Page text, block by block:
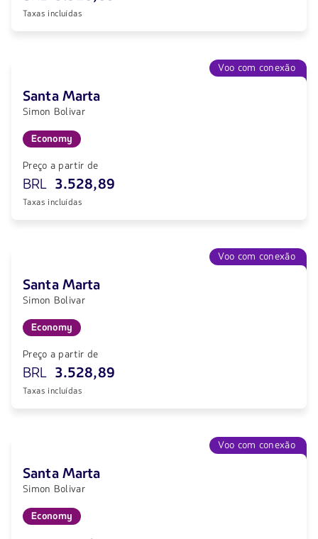
Taxas incluídas
Voo com conexão
Santa Marta
Simon Bolivar
Economy
Preço a partir de
BRL 3.528,89
Taxas incluídas
Voo com conexão
Santa Marta
Simon Bolivar
Economy
Preço a partir de
BRL 3.528,89
Taxas incluídas
Voo com conexão
Santa Marta
Simon Bolivar
Economy